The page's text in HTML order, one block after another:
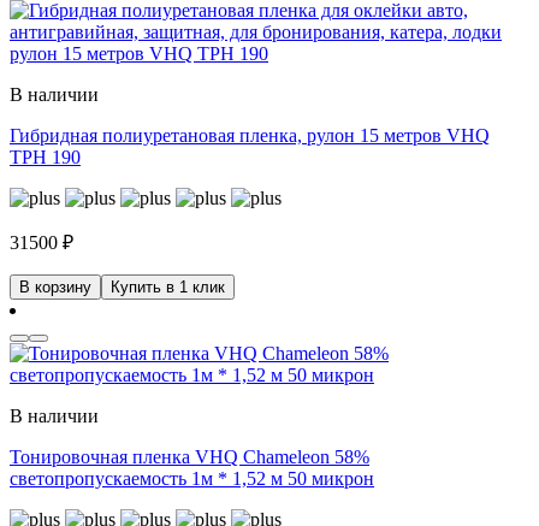
В наличии
Гибридная полиуретановая пленка, рулон 15 метров VHQ
TPH 190
31500 ₽
В корзину Купить в 1 клик
В наличии
Тонировочная пленка VHQ Chameleon 58%
светопропускаемость 1м * 1,52 м 50 микрон